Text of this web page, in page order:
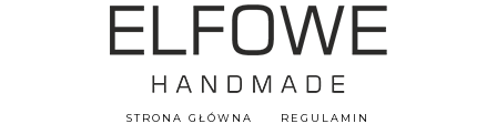
STRONA GŁÓWNA REGULAMIN